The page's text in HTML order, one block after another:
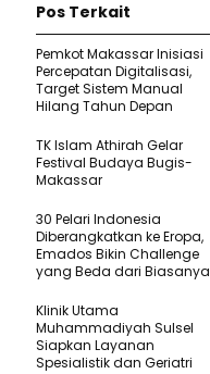
Pos Terkait
Pemkot Makassar Inisiasi
Percepatan Digitalisasi,
Target Sistem Manual
Hilang Tahun Depan
TK Islam Athirah Gelar
Festival Budaya Bugis-
Makassar
30 Pelari Indonesia
Diberangkatkan ke Eropa,
Emados Bikin Challenge
yang Beda dari Biasanya
Klinik Utama
Muhammadiyah Sulsel
Siapkan Layanan
Spesialistik dan Geriatri